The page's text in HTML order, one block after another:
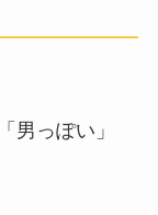
男っぽい」